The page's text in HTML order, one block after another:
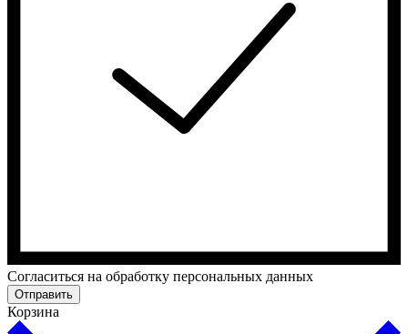
Cогласиться на обработку персональных данных
Отправить
Корзина